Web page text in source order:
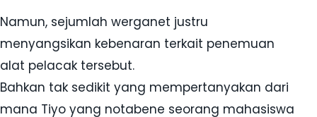
Namun, sejumlah werganet justru
menyangsikan kebenaran terkait penemuan
alat pelacak tersebut.
Bahkan tak sedikit yang mempertanyakan dari
mana Tiyo yang notabene seorang mahasiswa